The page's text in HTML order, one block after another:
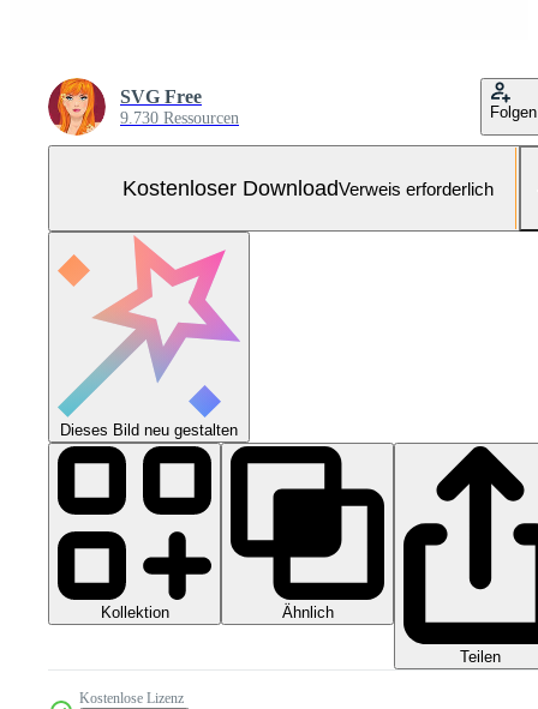
SVG Free
9.730 Ressourcen Folgen
Kostenloser DownloadVerweis erforderlich
Dieses Bild neu gestalten
Kollektion Ähnlich
Teilen
Kostenlose Lizenz